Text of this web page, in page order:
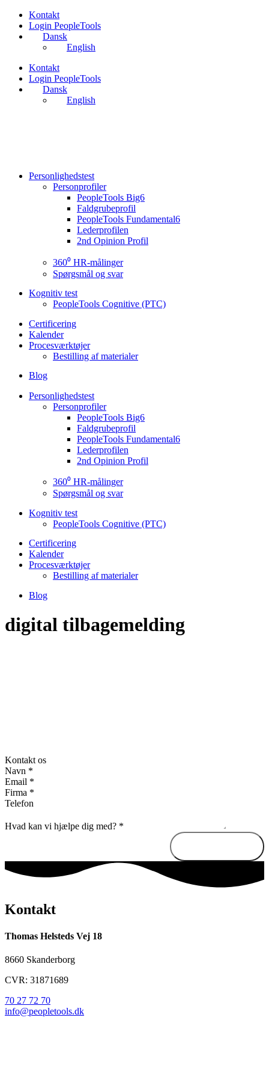
Videre
indhold
Kontakt
Login PeopleTools
Dansk
English
Kontakt
Login PeopleTools
Dansk
English
Personlighedstest
Personprofiler
PeopleTools Big6
Faldgrubeprofil
PeopleTools Fundamental6
Lederprofilen
2nd Opinion Profil
360⁰ HR-målinger
Spørgsmål og svar
Kognitiv test
PeopleTools Cognitive (PTC)
Certificering
Kalender
Procesværktøjer
Bestilling af materialer
Blog
Personlighedstest
Personprofiler
PeopleTools Big6
Faldgrubeprofil
PeopleTools Fundamental6
Lederprofilen
2nd Opinion Profil
360⁰ HR-målinger
Spørgsmål og svar
Kognitiv test
PeopleTools Cognitive (PTC)
Certificering
Kalender
Procesværktøjer
Bestilling af materialer
Blog
digital tilbagemelding
Kontakt os
Navn *
Email *
Firma *
Telefon
Hvad kan vi hjælpe dig med? *
Kontakt
Thomas Helsteds Vej 18
8660 Skanderborg
CVR: 31871689
70 27 72 70
info@peopletools.dk